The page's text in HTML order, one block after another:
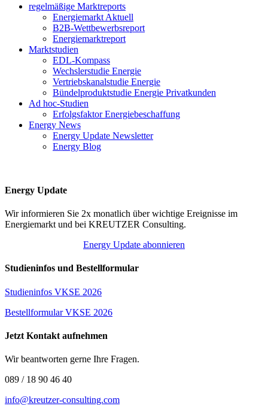
regelmäßige Marktreports
Energiemarkt Aktuell
B2B-Wettbewerbsreport
Energiemarktreport
Marktstudien
EDL-Kompass
Wechslerstudie Energie
Vertriebskanalstudie Energie
Bündelproduktstudie Energie Privatkunden
Ad hoc-Studien
Erfolgsfaktor Energiebeschaffung
Energy News
Energy Update Newsletter
Energy Blog
Energy Update
Wir informieren Sie 2x monatlich über wichtige Ereignisse im
Energiemarkt und bei KREUTZER Consulting.
Energy Update abonnieren
Studieninfos und Bestellformular
Studieninfos VKSE 2026
Bestellformular VKSE 2026
Jetzt Kontakt aufnehmen
Wir beantworten gerne Ihre Fragen.
089 / 18 90 46 40
info@kreutzer-consulting.com